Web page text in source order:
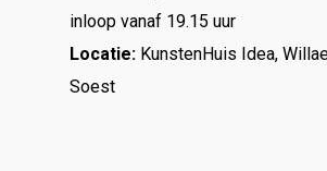
inloop vanaf 19.15 uur
Locatie: KunstenHuis Idea,
Soest